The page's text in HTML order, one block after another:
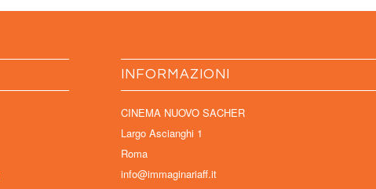
INFORMAZIONI
CINEMA NUOVO SACHER
Largo Ascianghi 1
Roma
info@immaginariaff.it